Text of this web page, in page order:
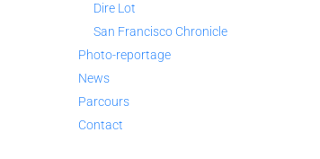
Dire Lot
San Francisco Chronicle
Photo-reportage
News
Parcours
Contact